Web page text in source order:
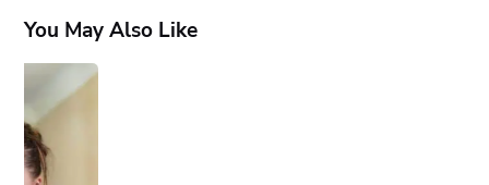
You May Also Like